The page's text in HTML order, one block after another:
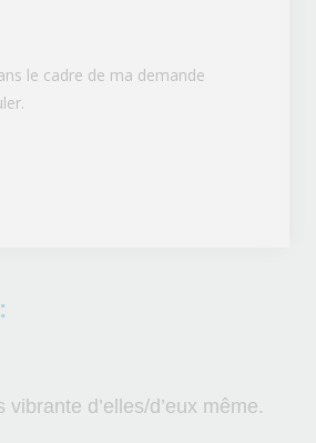
le cadre de ma demande
:
d’elles/d’eux même.